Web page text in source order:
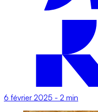
6 février 2025 - 2 min